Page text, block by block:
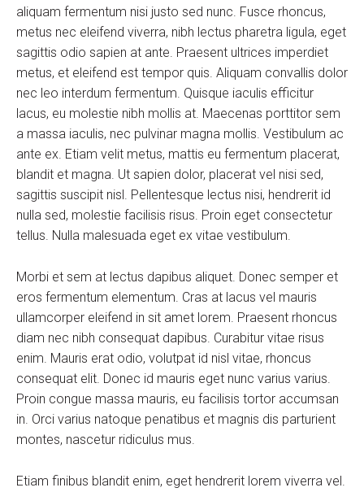
aliquam fermentum nisi justo sed nunc. Fusce rhoncus,
metus nec eleifend viverra, nibh lectus pharetra ligula, eget
sagittis odio sapien at ante. Praesent ultrices imperdiet
metus, et eleifend est tempor quis. Aliquam convallis dolor
nec leo interdum fermentum. Quisque iaculis efficitur
lacus, eu molestie nibh mollis at. Maecenas porttitor sem
a massa iaculis, nec pulvinar magna mollis. Vestibulum ac
ante ex. Etiam velit metus, mattis eu fermentum placerat,
blandit et magna. Ut sapien dolor, placerat vel nisi sed,
sagittis suscipit nisl. Pellentesque lectus nisi, hendrerit id
nulla sed, molestie facilisis risus. Proin eget consectetur
tellus. Nulla malesuada eget ex vitae vestibulum.
Morbi et sem at lectus dapibus aliquet. Donec semper et
eros fermentum elementum. Cras at lacus vel mauris
ullamcorper eleifend in sit amet lorem. Praesent rhoncus
diam nec nibh consequat dapibus. Curabitur vitae risus
enim. Mauris erat odio, volutpat id nisl vitae, rhoncus
consequat elit. Donec id mauris eget nunc varius varius.
Proin congue massa mauris, eu facilisis tortor accumsan
in. Orci varius natoque penatibus et magnis dis parturient
montes, nascetur ridiculus mus.
Etiam finibus blandit enim, eget hendrerit lorem viverra vel.